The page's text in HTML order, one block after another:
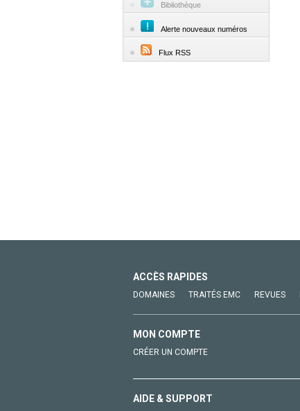
Bibliothèque
Alerte nouveaux numéros
Flux RSS
ACCÈS RAPIDES
DOMAINES TRAITÉS EMC REVUES
MON COMPTE
CRÉER UN COMPTE
AIDE & SUPPORT